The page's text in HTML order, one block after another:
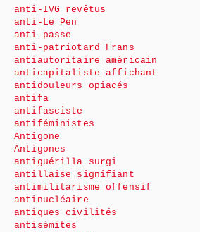
anti-IVG revêtus
anti-Le Pen
anti-passe
anti-patriotard Frans
antiautoritaire américain
anticapitaliste affichant
antidouleurs opiacés
antifa
antifasciste
antiféministes
Antigone
Antigones
antiguérilla surgi
antillaise signifiant
antimilitarisme offensif
antinucléaire
antiques civilités
antisémites